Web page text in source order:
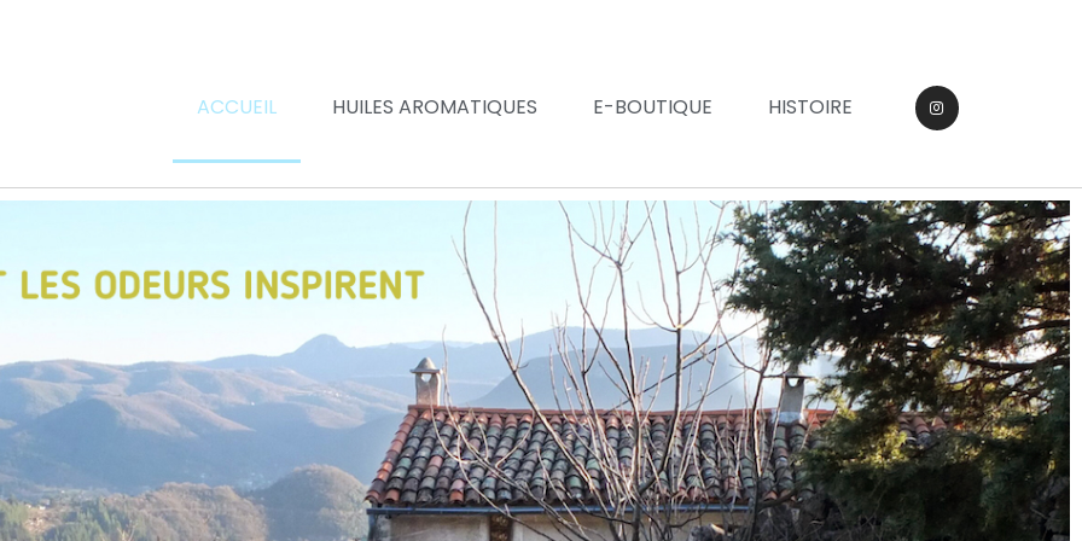
ACCUEIL HUILES AROMATIQUES E-BOUTIQUE HISTOIRE